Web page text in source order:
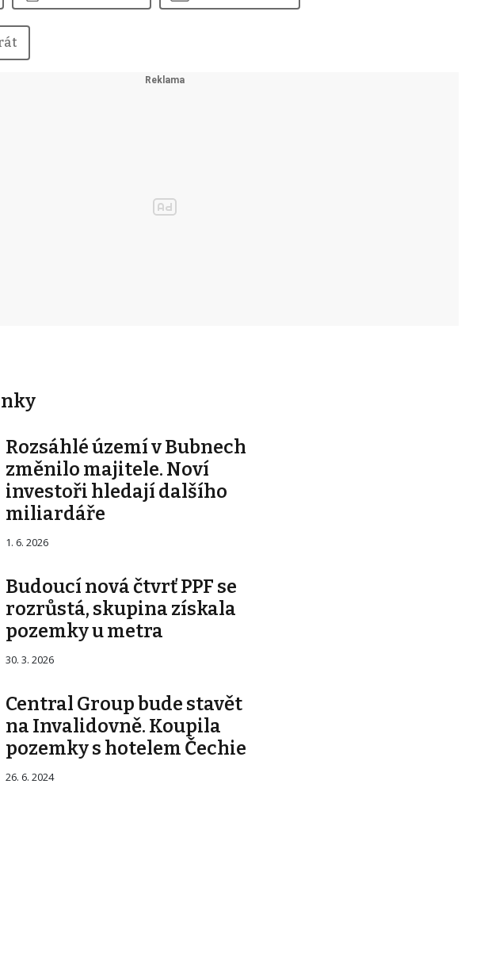
Rozsáhlé území v Bubnech
změnilo majitele. Noví
investoři hledají dalšího
miliardáře
1. 6. 2026
Budoucí nová čtvrť PPF se
rozrůstá, skupina získala
pozemky u metra
30. 3. 2026
Central Group bude stavět
na Invalidovně. Koupila
pozemky s hotelem Čechie
26. 6. 2024